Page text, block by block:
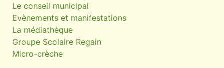
Le conseil municipal
Evènements et manifestations
La médiathèque
Groupe Scolaire Regain
Micro-crèche